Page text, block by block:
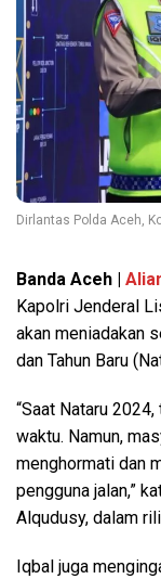
Dirlantas Polda Aceh,
Banda Aceh |
Kapolri Jenderal
akan meniadakan
dan Tahun Baru
“Saat Nataru
waktu. Namun,
menghormati dan
pengguna jalan,”
Alqudusy, dalam
Iqbal juga